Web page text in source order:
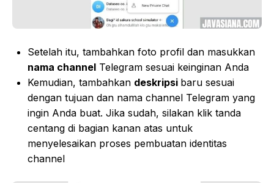
Setelah itu, tambahkan foto profil dan masukkan
nama channel Telegram sesuai keinginan Anda
Kemudian, tambahkan deskripsi baru sesuai
dengan tujuan dan nama channel Telegram yang
ingin Anda buat. Jika sudah, silakan klik tanda
centang di bagian kanan atas untuk
menyelesaikan proses pembuatan identitas
channel